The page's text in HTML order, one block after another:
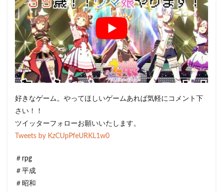
好きなゲーム。やってほしいゲームあれば気軽にコメント下
さい！！
ツイッターフォローお願いいたします。
Tweets by KzCUpPfeURKL1w0
＃rpg
＃平成
＃昭和